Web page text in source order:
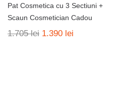
Pat Cosmetica cu 3 Sectiuni +
Scaun Cosmetician Cadou
1.705lei Prețul
1.390 lei